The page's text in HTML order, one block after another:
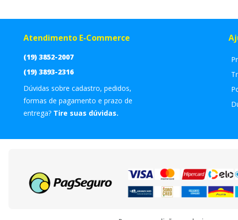
Atendimento E-Commerce
(19) 3852-2007
(19) 3893-2316
Dúvidas sobre cadastro, pedidos,
formas de pagamento e prazo de
entrega? Tire suas dúvidas.